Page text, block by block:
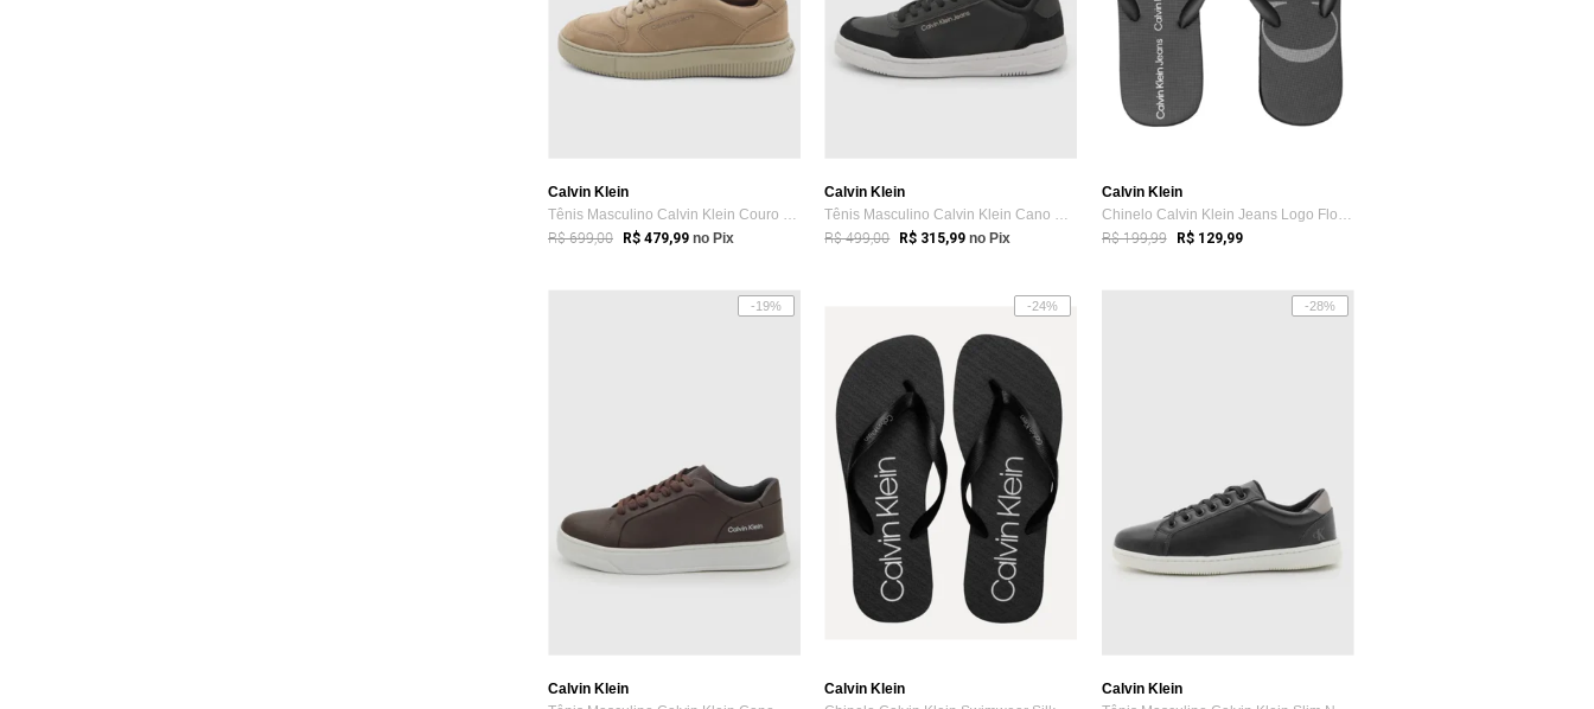
Calvin Klein
Tênis Masculino Calvin Klein Couro Nude
R$ 699,00 R$ 479,99 no Pix
Calvin Klein
Tênis Masculino Calvin Klein Cano Baixo ...
R$ 499,00 R$ 315,99 no Pix
Calvin Klein
Chinelo Calvin Klein Jeans Logo Flow Preto
R$ 199,99 R$ 129,99
-19%
Calvin Klein
-24%
Calvin Klein
-28%
Calvin Klein